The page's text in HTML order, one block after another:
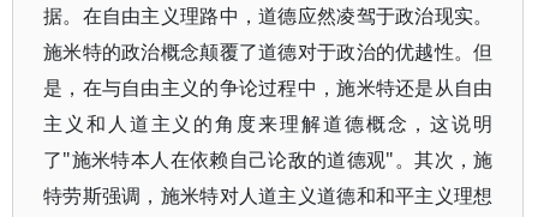
据。在自由主义理路中，道德应然凌驾于政治现实。
施米特的政治概念颠覆了道德对于政治的优越性。但
是，在与自由主义的争论过程中，施米特还是从自由
主义和人道主义的角度来理解道德概念，这说明
了"施米特本人在依赖自己论敌的道德观"。其次，施
特劳斯强调，施米特对人道主义道德和和平主义理想